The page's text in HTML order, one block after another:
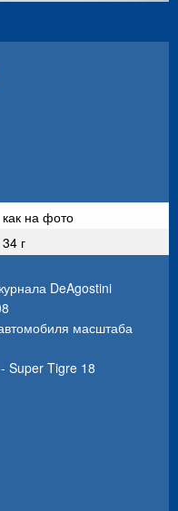
как на фото
34 г
DeAgostini
масштаба
Super Tigre 18